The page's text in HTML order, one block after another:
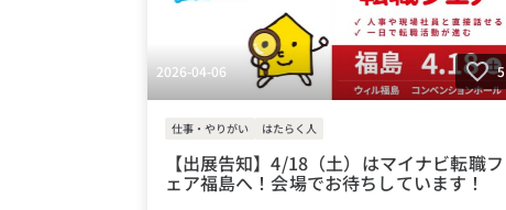
2026-04-06 5
仕事・やりがい はたらく人
【出展告知】4/18（土）はマイナビ転職フ
ェア福島へ！会場でお待ちしています！